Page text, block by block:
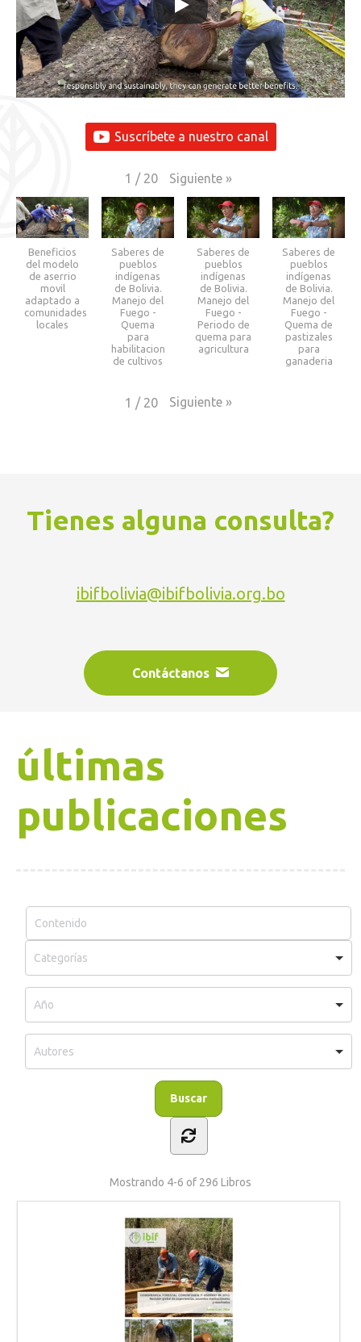
Suscríbete a nuestro canal
1 / 20 Siguiente »
Beneficios
del modelo
de aserrio
movil
adaptado a
comunidades
locales
Saberes de
pueblos
indígenas
de Bolivia.
Manejo del
Fuego -
Quema
para
habilitacion
de cultivos
Saberes de
pueblos
indígenas
de Bolivia.
Manejo del
Fuego -
Periodo de
quema para
agricultura
Saberes de
pueblos
indígenas
de Bolivia.
Manejo del
Fuego -
Quema de
pastizales
para
ganaderia
1 / 20 Siguiente »
Tienes alguna consulta?
ibifbolivia@ibifbolivia.org.bo
Contáctanos
últimas
publicaciones
Mostrando 4-6 of 296 Libros